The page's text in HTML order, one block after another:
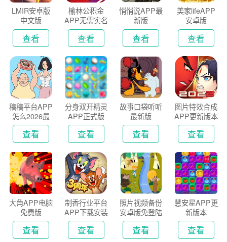
LMIR安卓版
中文版
查看
榆林公积金
APP无需实名
认证版
查看
悄悄说APP最
新版
查看
美家lifeAPP
安卓版
查看
稿稿平台APP
怎么2026最
新版
查看
分身双开精灵
APP正式版
查看
故事口袋听听
最新版
查看
图片特效合成
APP更新版本
2026
查看
大角APP电脑
免费版
查看
制香行业平台
APP下载安装
2026
查看
照片视频备份
安卓版免登陆
版
查看
慧安星APP更
新版本
查看